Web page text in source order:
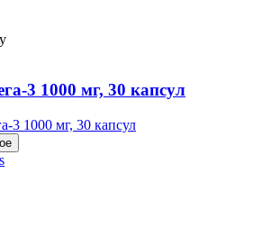
3 1000 мг, 30 капсул